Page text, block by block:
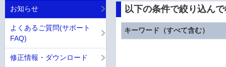
以下の条件で絞り込ん
キーワード（すべて含む）
お知らせ
よくあるご質問(サポート
FAQ)
修正情報・ダウンロード